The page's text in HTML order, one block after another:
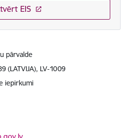
EIS
pārvalde
(LATVIJA), LV-1009
iepirkumi